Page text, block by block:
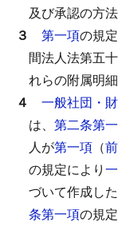
及び承認の方
３ 第一項の規定
間法人法第五
れらの附属明
４ 一般社団・
は、 第二条第
人が第一項 （
の規定により
づいて作成し
条第一項の規